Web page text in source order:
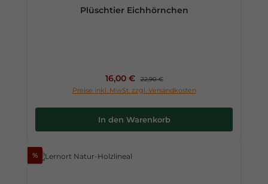
Plüschtier Eichhörnchen
Verkaufspreis:
16,00 € Regulärer Preis:
22,90 €
Preise inkl. MwSt. zzgl. Versandkosten
In den Warenkorb
%